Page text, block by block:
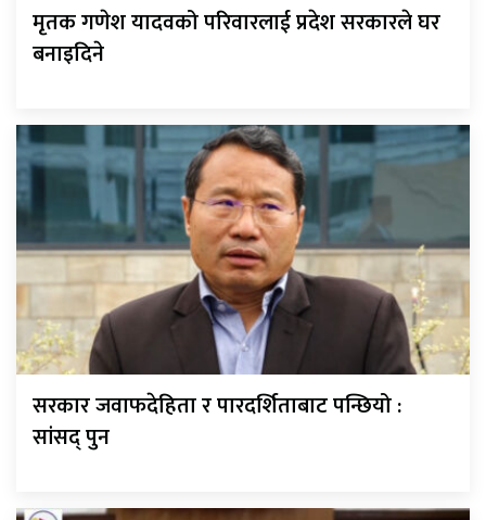
मृतक गणेश यादवको परिवारलाई प्रदेश सरकारले घर
बनाइदिने
सरकार जवाफदेहिता र पारदर्शिताबाट पन्छियो :
सांसद् पुन